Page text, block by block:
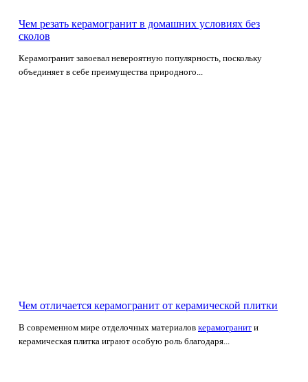
Чем резать керамогранит в домашних условиях без
сколов
Керамогранит завоевал невероятную популярность, поскольку
объединяет в себе преимущества природного...
Чем отличается керамогранит от керамической плитки
В современном мире отделочных материалов керамогранит и
керамическая плитка играют особую роль благодаря...